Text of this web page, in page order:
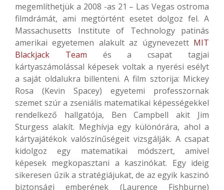
megemlíthetjük a 2008 -as 21 – Las Vegas ostroma
filmdrámát, ami megtörtént esetet dolgoz fel. A
Massachusetts Institute of Technology patinás
amerikai egyetemen alakult az úgynevezett MIT
Blackjack Team és a csapat tagjai
kártyaszámolással képesek voltak a nyerési esélyt
a saját oldalukra billenteni. A film sztorija: Mickey
Rosa (Kevin Spacey) egyetemi professzornak
szemet szúr a zseniális matematikai képességekkel
rendelkező hallgatója, Ben Campbell akit Jim
Sturgess alakít. Meghívja egy különórára, ahol a
kártyajátékok valószínűségeit vizsgálják. A csapat
kidolgoz egy matematikai módszert, amivel
képesek megkopasztani a kaszinókat. Egy ideig
sikeresen űzik a stratégiájukat, de az egyik kaszinó
biztonsági emberének (Laurence Fishburne)